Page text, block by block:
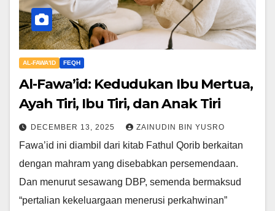
AL-FAWA'ID FEQH
Al-Fawa’id: Kedudukan Ibu Mertua,
Ayah Tiri, Ibu Tiri, dan Anak Tiri
DECEMBER 13, 2025 ZAINUDIN BIN YUSRO
Fawa’id ini diambil dari kitab Fathul Qorib berkaitan
dengan mahram yang disebabkan persemendaan.
Dan menurut sesawang DBP, semenda bermaksud
“pertalian kekeluargaan menerusi perkahwinan”